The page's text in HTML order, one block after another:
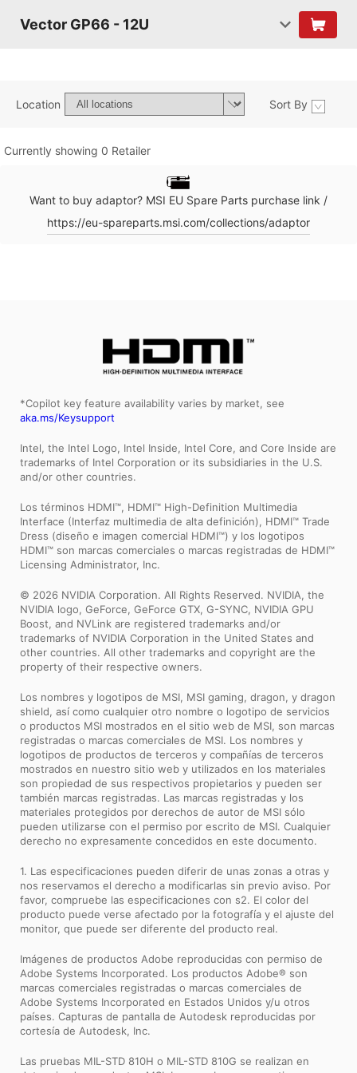
Vector GP66 - 12U
Location Sort By
Currently showing 0 Retailer
Want to buy adaptor? MSI EU Spare Parts purchase link /
https://eu-spareparts.msi.com/collections/adaptor
*Copilot key feature availability varies by market, see
aka.ms/Keysupport
Intel, the Intel Logo, Intel Inside, Intel Core, and Core Inside are
trademarks of Intel Corporation or its subsidiaries in the U.S.
and/or other countries.
Los términos HDMI™, HDMI™ High-Definition Multimedia
Interface (Interfaz multimedia de alta definición), HDMI™ Trade
Dress (diseño e imagen comercial HDMI™) y los logotipos
HDMI™ son marcas comerciales o marcas registradas de HDMI™
Licensing Administrator, Inc.
© 2026 NVIDIA Corporation. All Rights Reserved. NVIDIA, the
NVIDIA logo, GeForce, GeForce GTX, G-SYNC, NVIDIA GPU
Boost, and NVLink are registered trademarks and/or
trademarks of NVIDIA Corporation in the United States and
other countries. All other trademarks and copyright are the
property of their respective owners.
Los nombres y logotipos de MSI, MSI gaming, dragon, y dragon
shield, así como cualquier otro nombre o logotipo de servicios
o productos MSI mostrados en el sitio web de MSI, son marcas
registradas o marcas comerciales de MSI. Los nombres y
logotipos de productos de terceros y compañías de terceros
mostrados en nuestro sitio web y utilizados en los materiales
son propiedad de sus respectivos propietarios y pueden ser
también marcas registradas. Las marcas registradas y los
materiales protegidos por derechos de autor de MSI sólo
pueden utilizarse con el permiso por escrito de MSI. Cualquier
derecho no expresamente concedidos en este documento.
1. Las especificaciones pueden diferir de unas zonas a otras y
nos reservamos el derecho a modificarlas sin previo aviso. Por
favor, compruebe las especificaciones con s2. El color del
producto puede verse afectado por la fotografía y el ajuste del
monitor, que puede ser diferente del producto real.
Imágenes de productos Adobe reproducidas con permiso de
Adobe Systems Incorporated. Los productos Adobe® son
marcas comerciales registradas o marcas comerciales de
Adobe Systems Incorporated en Estados Unidos y/u otros
países. Capturas de pantalla de Autodesk reproducidas por
cortesía de Autodesk, Inc.
Las pruebas MIL-STD 810H o MIL-STD 810G se realizan en